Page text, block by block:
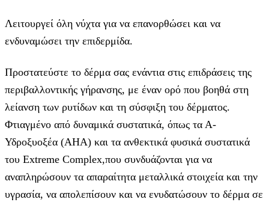
Λειτουργεί όλη νύχτα για να επανορθώσει και να
ενδυναμώσει την επιδερμίδα.
Προστατεύστε το δέρμα σας ενάντια στις επιδράσεις της
περιβαλλοντικής γήρανσης, με έναν ορό που βοηθά στη
λείανση των ρυτίδων και τη σύσφιξη του δέρματος.
Φτιαγμένο από δυναμικά συστατικά, όπως τα Α-
Υδροξυοξέα (ΑΗΑ) και τα ανθεκτικά φυσικά συστατικά
του Extreme Complex,που συνδυάζονται για να
αναπληρώσουν τα απαραίτητα μεταλλικά στοιχεία και την
υγρασία, να απολεπίσουν και να ενυδατώσουν το δέρμα σε